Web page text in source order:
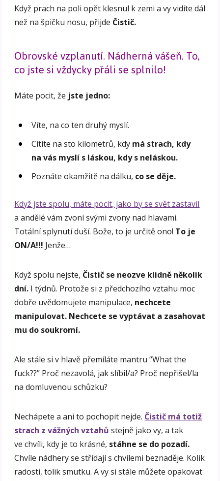
Když prach na poli opět klesnul k zemi a vy vidíte dál
než na špičku nosu, přijde Čistič.
Obrovské vzplanutí. Nádherná vášeň. To,
co jste si vždycky přáli se splnilo!
Máte pocit, že jste jedno:
Víte, na co ten druhý myslí.
Cítíte na sto kilometrů, kdy má strach, kdy
na vás myslí s láskou, kdy s neláskou.
Poznáte okamžitě na dálku, co se děje.
Když jste spolu, máte pocit, jako by se svět zastavil
a andělé vám zvoní svými zvony nad hlavami.
Totální splynutí duší. Bože, to je určitě ono! To je
ON/A!!! Jenže…
Když spolu nejste, Čistič se neozve klidně několik
dní. I týdnů. Protože si z předchozího vztahu moc
dobře uvědomujete manipulace, nechcete
manipulovat. Nechcete se vyptávat a zasahovat
mu do soukromí.
Ale stále si v hlavě přemíláte mantru “What the
fuck??” Proč nezavolá, jak slíbil/a? Proč nepřišel/la
na domluvenou schůzku?
Nechápete a ani to pochopit nejde. Čistič má totiž
strach z vážných vztahů stejně jako vy, a tak
ve chvíli, kdy je to krásné, stáhne se do pozadí.
Chvíle nádhery se střídají s chvílemi beznaděje. Kolik
radosti, tolik smutku. A vy si stále můžete opakovat